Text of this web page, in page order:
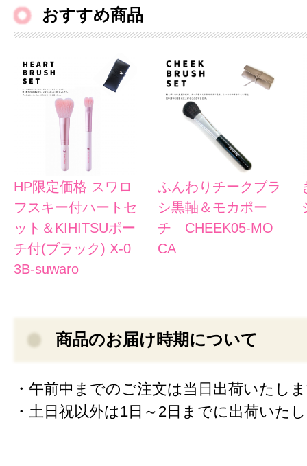
おすすめ商品
HP限定価格 スワロ
フスキー付ハートセ
ット＆KIHITSUポー
チ付(ブラック) X-0
3B-suwaro
ふんわりチークブラ
シ黒軸＆モカポー
チ CHEEK05-MO
CA
商品のお届け時期について
・午前中までのご注文は当日出荷いたし
・土日祝以外は1日～2日までに出荷いた